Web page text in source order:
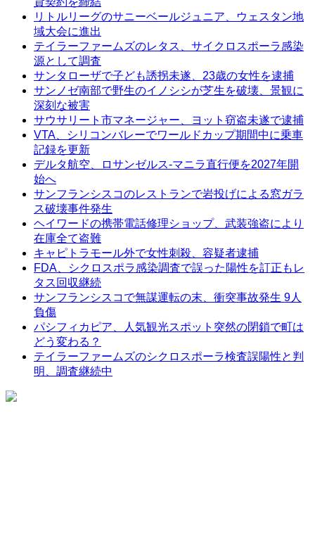
リトルリーグのサニーベールジュニア、ウェスタン地
域大会に進出
テイラーファームズのレタス、サイクロスポーラ感染
源として調査
サンタローザで子ども誘拐未遂、23歳の女性を逮捕
サンノゼ南部で野生のイノシシが芝生を破壊、景観に
深刻な被害
サウサリート市マネージャー、ヨット窃盗未遂で逮捕
VTA、シリコンバレーでワールドカップ期間中に乗車
記録を更新
デルタ航空、ロサンゼルス-マニラ直行便を2027年開
始へ
サンフランシスコのレストランで岩投げによる窓ガラ
ス破壊事件発生
ヘイワードの携帯電話修理ショップ、武装強盗により
在庫全て盗難
キャピトラモール外で女性刺殺、容疑者逮捕
FDA、シクロスポラ感染調査で誤った陽性を訂正もレ
タス回収継続
サンフランシスコで無謀運転の末、衝突事故発生 9人
負傷
パシフィカピア、人気観光スポット突然の閉鎖で町は
どう変わる？
テイラーファームズのシクロスポーラ検査誤陽性と判
明、調査継続中